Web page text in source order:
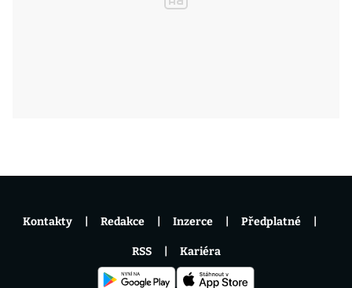
Kontakty Redakce Inzerce Předplatné
RSS Kariéra